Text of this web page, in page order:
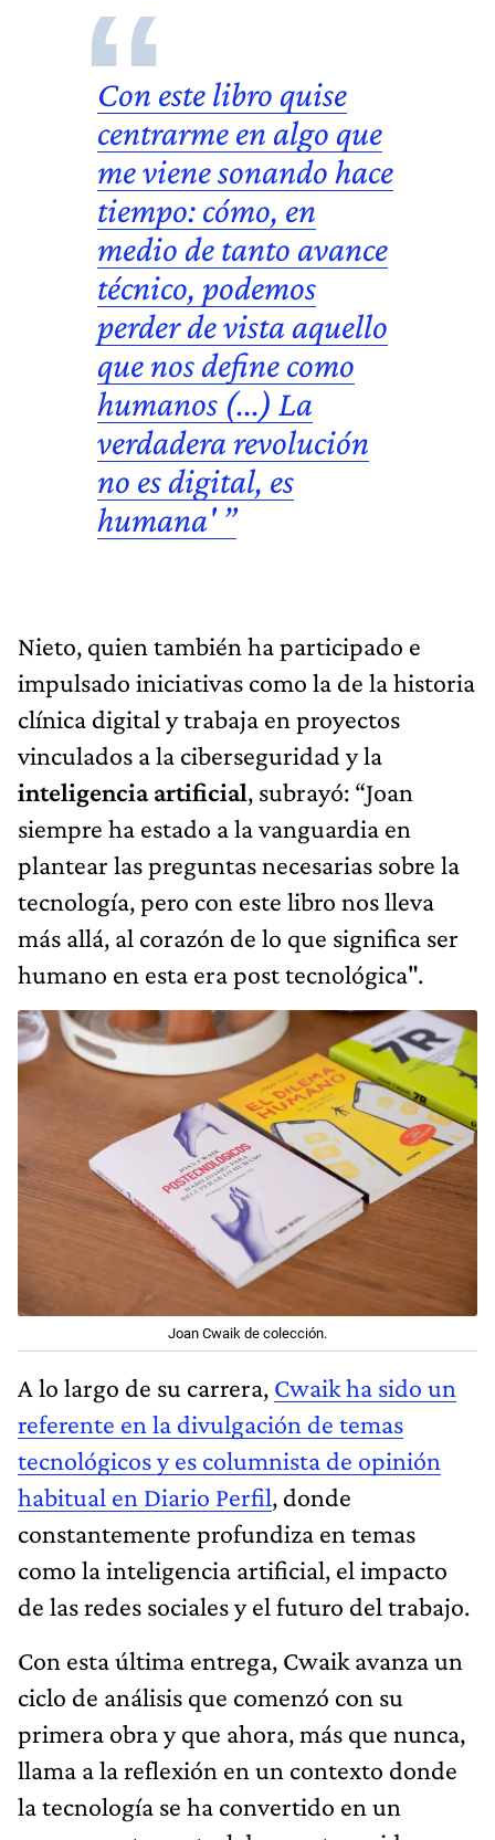
Con este libro quise
centrarme en algo que
me viene sonando hace
tiempo: cómo, en
medio de tanto avance
técnico, podemos
perder de vista aquello
que nos define como
humanos (...) La
verdadera revolución
no es digital, es
humana' ”
Nieto, quien también ha participado e
impulsado iniciativas como la de la historia
clínica digital y trabaja en proyectos
vinculados a la ciberseguridad y la
inteligencia artificial, subrayó: “Joan
siempre ha estado a la vanguardia en
plantear las preguntas necesarias sobre la
tecnología, pero con este libro nos lleva
más allá, al corazón de lo que significa ser
humano en esta era post tecnológica".
Joan Cwaik de colección.
A lo largo de su carrera, Cwaik ha sido un
referente en la divulgación de temas
tecnológicos y es columnista de opinión
habitual en Diario Perfil, donde
constantemente profundiza en temas
como la inteligencia artificial, el impacto
de las redes sociales y el futuro del trabajo.
Con esta última entrega, Cwaik avanza un
ciclo de análisis que comenzó con su
primera obra y que ahora, más que nunca,
llama a la reflexión en un contexto donde
la tecnología se ha convertido en un